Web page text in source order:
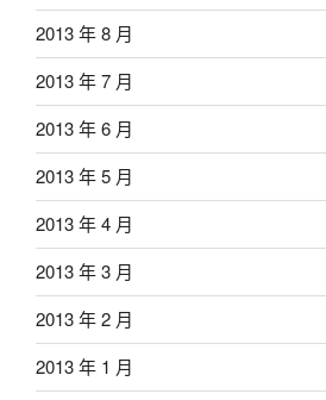
2013 年 8 月
2013 年 7 月
2013 年 6 月
2013 年 5 月
2013 年 4 月
2013 年 3 月
2013 年 2 月
2013 年 1 月